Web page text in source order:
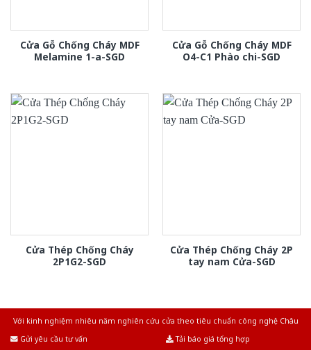
Cửa Gỗ Chống Cháy MDF
Melamine 1-a-SGD
Cửa Gỗ Chống Cháy MDF
O4-C1 Phào chi-SGD
Cửa Thép Chống Cháy
2P1G2-SGD
Cửa Thép Chống Cháy 2P
tay nam Cửa-SGD
Với kinh nghiệm nhiêu năm nghiên cứu cửa theo tiêu chuẩn công nghệ Châu
Gửi yêu cầu tư vấn
Tải báo giá tổng hợp